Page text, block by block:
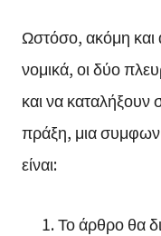
Ωστόσο, ακόμη και
νομικά, οι δύο
και να καταλήξουν
πράξη, μια
είναι:
Το άρθρο θα